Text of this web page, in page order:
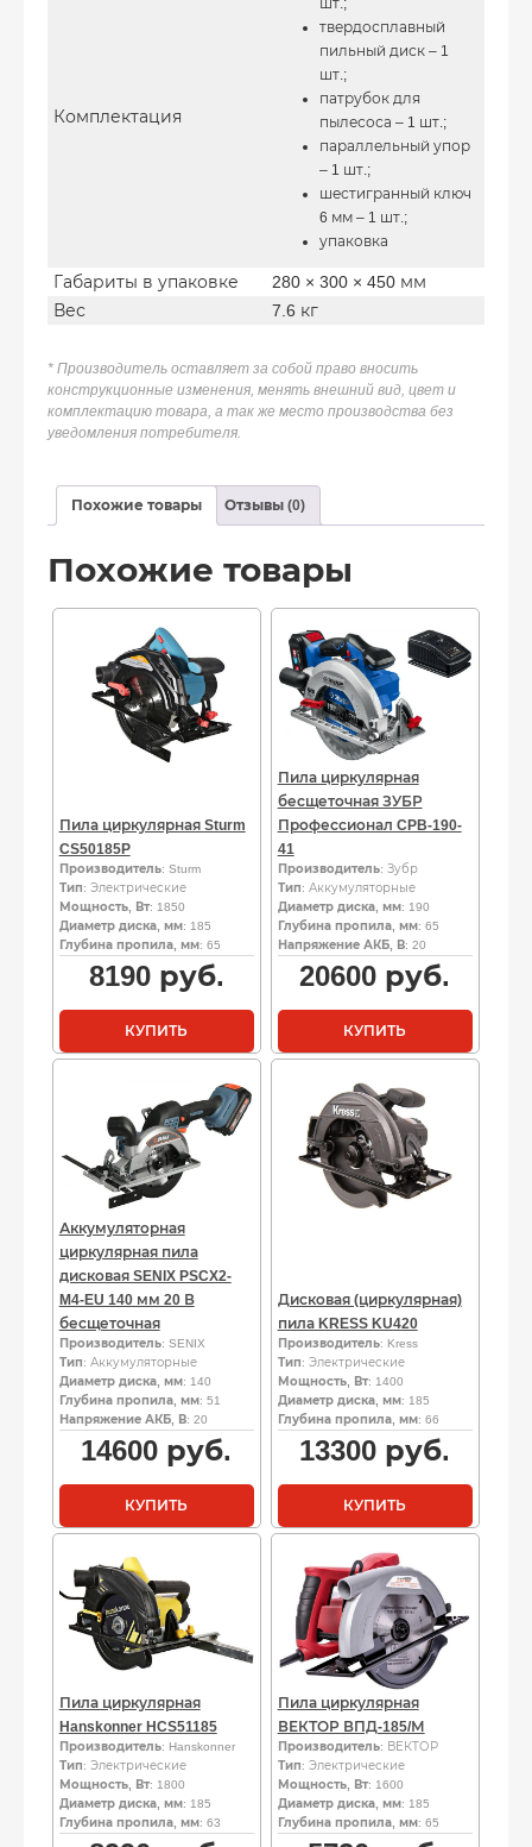
Комплектация
твердосплавный
пильный диск – 1
шт.;
патрубок для
пылесоса – 1 шт.;
параллельный упор
– 1 шт.;
шестигранный ключ
6 мм – 1 шт.;
упаковка
Габариты в упаковке
280 × 300 × 450 мм
Вес
7.6 кг
* Производитель оставляет за собой право вносить
конструкционные изменения, менять внешний вид, цвет и
комплектацию товара, а так же место производства без
уведомления потребителя.
Похожие товары Отзывы (0)
Похожие товары
Пила циркулярная Sturm
CS50185P
Производитель: Sturm
Тип: Электрические
Мощность, Вт: 1850
Диаметр диска, мм: 185
Глубина пропила, мм: 65
8190руб.
КУПИТЬ
Пила циркулярная
бесщеточная ЗУБР
Профессионал CPB-190-
41
Производитель: Зубр
Тип: Аккумуляторные
Диаметр диска, мм: 190
Глубина пропила, мм: 65
Напряжение АКБ, В: 20
20600 руб.
КУПИТЬ
Аккумуляторная
циркулярная пила
дисковая SENIX PSCX2-
M4-EU 140 мм 20 В
бесщеточная
Производитель: SENIX
Тип: Аккумуляторные
Диаметр диска, мм: 140
Глубина пропила, мм: 51
Напряжение АКБ, В: 20
14600 руб.
КУПИТЬ
Дисковая (циркулярная)
пила KRESS KU420
Производитель: Kress
Тип: Электрические
Мощность, Вт: 1400
Диаметр диска, мм: 185
Глубина пропила, мм: 66
13300 руб.
КУПИТЬ
Пила циркулярная
Hanskonner HCS51185
Производитель: Hanskonner
Тип: Электрические
Мощность, Вт: 1800
Диаметр диска, мм: 185
Глубина пропила, мм: 63
Пила циркулярная
ВЕКТОР ВПД-185/М
Производитель: ВЕКТОР
Тип: Электрические
Мощность, Вт: 1600
Диаметр диска, мм: 185
Глубина пропила, мм: 65